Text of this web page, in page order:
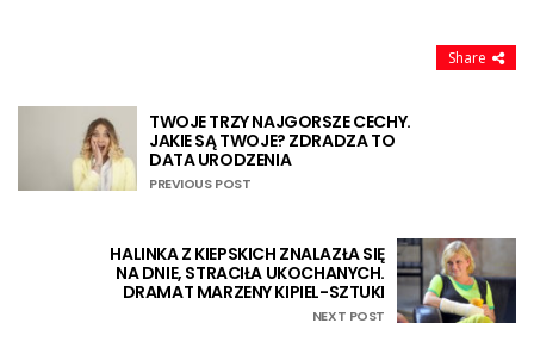
Share
TWOJE TRZY NAJGORSZE CECHY.
JAKIE SĄ TWOJE? ZDRADZA TO
DATA URODZENIA
PREVIOUS POST
HALINKA Z KIEPSKICH ZNALAZŁA SIĘ
NA DNIE, STRACIŁA UKOCHANYCH.
DRAMAT MARZENY KIPIEL-SZTUKI
NEXT POST